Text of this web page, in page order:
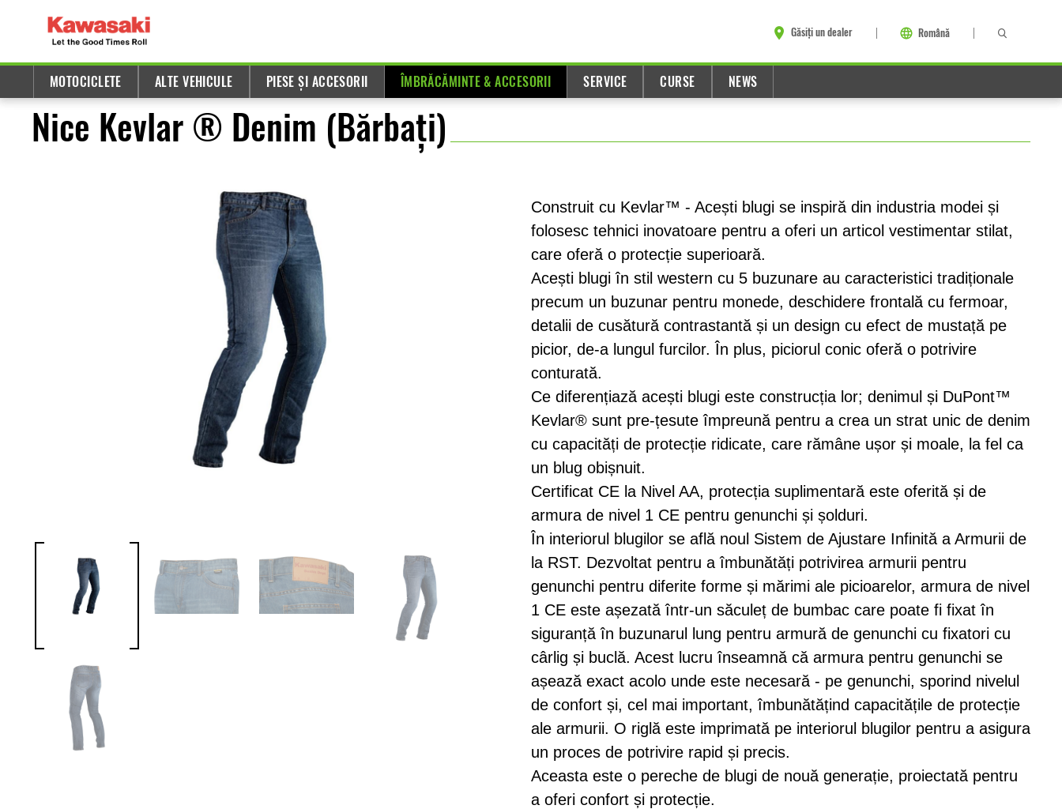
Găsiți un dealer Română
MOTOCICLETE ALTE VEHICULE PIESE ȘI ACCESORII ÎMBRĂCĂMINTE & ACCESORII SERVICE CURSE NEWS
Nice Kevlar ® Denim (Bărbați)
Construit cu Kevlar™ - Acești blugi se inspiră din industria modei și
folosesc tehnici inovatoare pentru a oferi un articol vestimentar stilat,
care oferă o protecție superioară.
Acești blugi în stil western cu 5 buzunare au caracteristici tradiționale
precum un buzunar pentru monede, deschidere frontală cu fermoar,
detalii de cusătură contrastantă și un design cu efect de mustață pe
picior, de-a lungul furcilor. În plus, piciorul conic oferă o potrivire
conturată.
Ce diferențiază acești blugi este construcția lor; denimul și DuPont™
Kevlar® sunt pre-țesute împreună pentru a crea un strat unic de denim
cu capacități de protecție ridicate, care rămâne ușor și moale, la fel ca
un blug obișnuit.
Certificat CE la Nivel AA, protecția suplimentară este oferită și de
armura de nivel 1 CE pentru genunchi și șolduri.
În interiorul blugilor se află noul Sistem de Ajustare Infinită a Armurii de
la RST. Dezvoltat pentru a îmbunătăți potrivirea armurii pentru
genunchi pentru diferite forme și mărimi ale picioarelor, armura de nivel
1 CE este așezată într-un săculeț de bumbac care poate fi fixat în
siguranță în buzunarul lung pentru armură de genunchi cu fixatori cu
cârlig și buclă. Acest lucru înseamnă că armura pentru genunchi se
așează exact acolo unde este necesară - pe genunchi, sporind nivelul
de confort și, cel mai important, îmbunătățind capacitățile de protecție
ale armurii. O riglă este imprimată pe interiorul blugilor pentru a asigura
un proces de potrivire rapid și precis.
Aceasta este o pereche de blugi de nouă generație, proiectată pentru
a oferi confort și protecție.